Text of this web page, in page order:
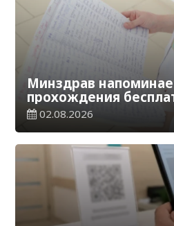
Минздрав
прохождения
скринингов в
лет
02.08.2026